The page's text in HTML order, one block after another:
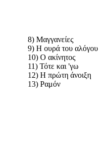
8) Μαγγανείες
9) Η ουρά του αλόγου
10) Ο ακίνητος
11) Τότε και 'γω
12) Η πρώτη άνοιξη
13) Ραμόν